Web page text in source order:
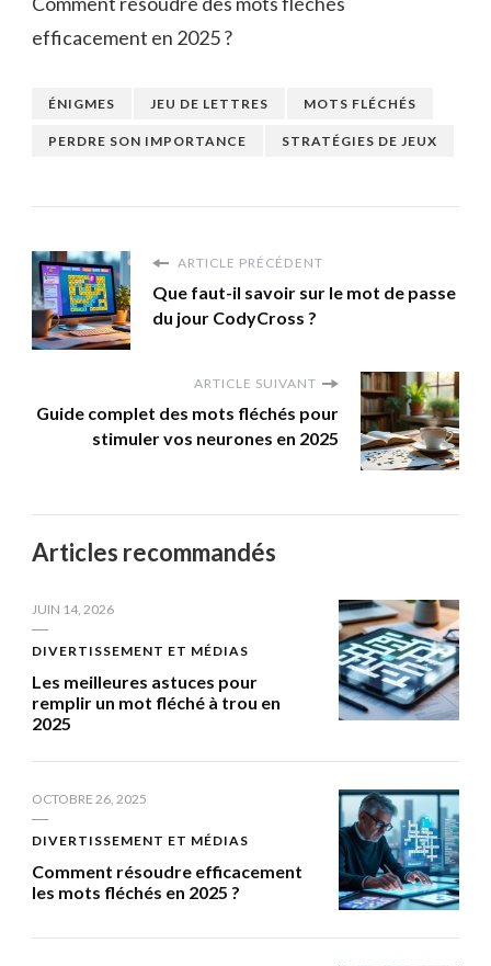
efficacement en 2025 ?
ÉNIGMES JEU DE LETTRES MOTS FLÉCHÉS
PERDRE SON IMPORTANCE STRATÉGIES DE JEUX
ARTICLE PRÉCÉDENT
Que faut-il savoir sur le mot de passe
du jour CodyCross ?
ARTICLE SUIVANT
Guide complet des mots fléchés pour
stimuler vos neurones en 2025
Articles recommandés
JUIN 14, 2026
DIVERTISSEMENT ET MÉDIAS
Les meilleures astuces pour
remplir un mot fléché à trou en
2025
OCTOBRE 26, 2025
DIVERTISSEMENT ET MÉDIAS
Comment résoudre efficacement
les mots fléchés en 2025 ?